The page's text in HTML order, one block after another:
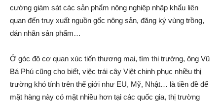
cường giám sát các sản phẩm nông nghiệp nhập khẩu liên
quan đến truy xuất nguồn gốc nông sản, đăng ký vùng trồng,
dán nhãn sản phẩm…
Ở góc độ cơ quan xúc tiến thương mại, tìm thị trường, ông Vũ
Bá Phú cũng cho biết, việc trái cây Việt chinh phục nhiều thị
trường khó tính trên thế giới như EU, Mỹ, Nhật… là tiền đề để
mặt hàng này có mặt nhiều hơn tại các quốc gia, thị trường